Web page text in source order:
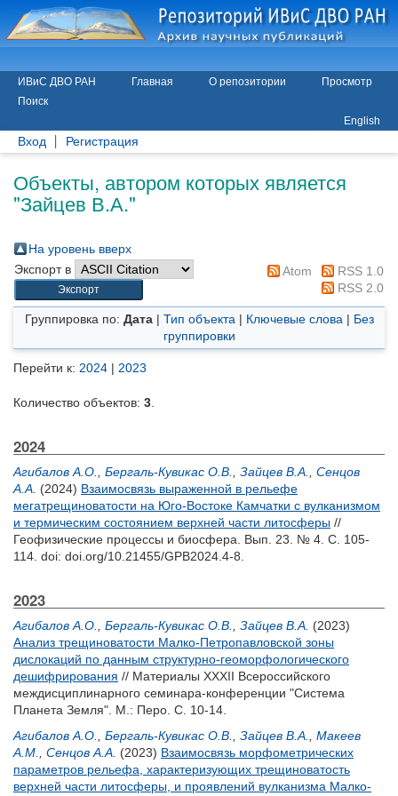
ИВиС ДВО РАН Главная О репозитории
Просмотр
Поиск
English
Вход Регистрация
Объекты, автором которых является
"Зайцев В.А."
На уровень вверх
Экспорт в
Atom
RSS 1.0
RSS 2.0
Группировка по: Дата| Тип объекта | Ключевые слова | Без
группировки
Перейти к: 2024 | 2023
Количество объектов: 3
2024
Агибалов А.О. Бергаль-Кувикас О.В. Зайцев В.А.
Сенцов
А.А. (2024) Взаимосвязь выраженной в рельефе
мегатрещиноватости на Юго-Востоке Камчатки с вулканизмом
и термическим состоянием верхней части литосферы //
Геофизические процессы и биосфера. Вып. 23. № 4. С. 105-
114. doi: doi.org/10.21455/GPB2024.4-8.
2023
Агибалов А.О. Бергаль-Кувикас О.В. Зайцев В.А. (2023)
Анализ трещиноватости Малко-Петропавловской зоны
дислокаций по данным структурно-геоморфологического
дешифрирования // Материалы XXXII Всероссийского
междисциплинарного семинара-конференции "Система
Планета Земля". М.: Перо. С. 10-14.
Агибалов А.О.
Бергаль-Кувикас О.В. Зайцев В.А.
Макеев
А.М.
Сенцов А.А. (2023) Взаимосвязь морфометрических
параметров рельефа, характеризующих трещиноватость
верхней части литосферы, и проявлений вулканизма Малко-